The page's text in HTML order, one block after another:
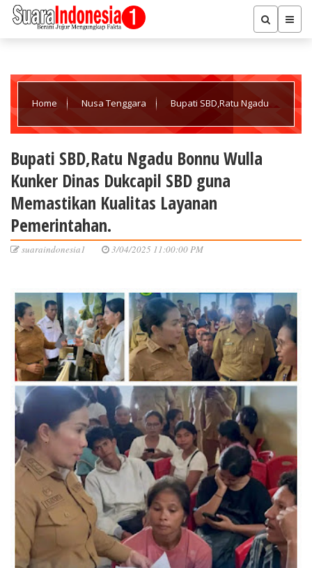
Home Nusa Tenggara Bupati SBD,Ratu Ngadu
Kualitas Layanan Pemerintahan.
Bupati SBD,Ratu Ngadu Bonnu Wulla
Kunker Dinas Dukcapil SBD guna
Memastikan Kualitas Layanan
Pemerintahan.
suaraindonesia1 3/04/2025 11:00:00 PM